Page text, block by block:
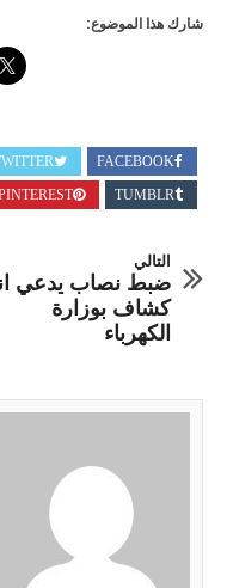
شارك هذا الموضوع:
FACEBOOK
TWITTER
TUMBLR
PINTEREST
التالي
ضبط نصاب يدعي انه
كشاف بوزارة
الكهرباء